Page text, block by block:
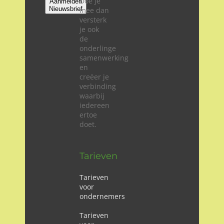
Nieuwsbriefmee dan
versterk
je ook
de
onderlinge
samenwerking
en
creëer je
verbinding
waarbij
iedereen
ertoe
doet.
Tarieven
Tarieven
voor
ondernemers
Tarieven